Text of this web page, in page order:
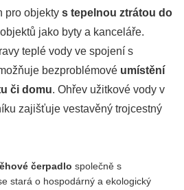
pro objekty s tepelnou ztrátou do
jako byty a kanceláře.
teplé vody ve spojení s
bezproblémové umístění
či domu. Ohřev užitkové vody v
zajišťuje vestavěný trojcestný
čerpadlo společně s
stará o hospodárný a ekologický